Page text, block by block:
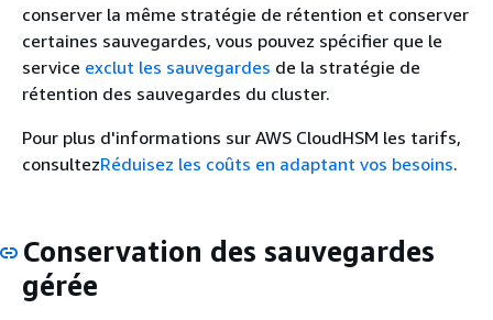
conserver la même stratégie de rétention et conserver
certaines sauvegardes, vous pouvez spécifier que le
service exclut les sauvegardes de la stratégie de
rétention des sauvegardes du cluster.
Pour plus d'informations sur AWS CloudHSM les tarifs,
consultezRéduisez les coûts en adaptant vos besoins.
Conservation des sauvegardes
gérée